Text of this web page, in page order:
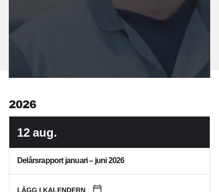
2026
12 aug.
Delårsrapport januari – juni 2026
LÄGG I KALENDERN